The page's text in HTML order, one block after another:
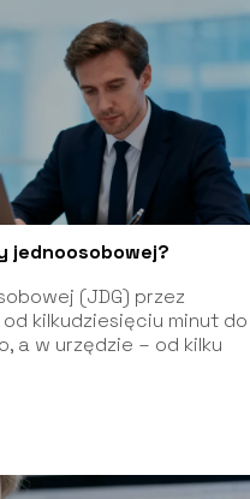
jednoosobowej?
(JDG) przez
kilkudziesięciu minut do
a w urzędzie – od kilku